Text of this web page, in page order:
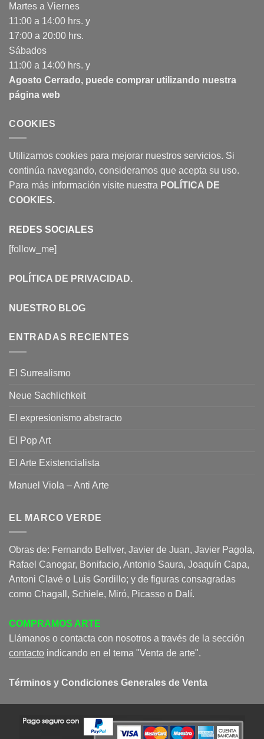
Martes a Viernes
11:00 a 14:00 hrs. y
17:00 a 20:00 hrs.
Sábados
11:00 a 14:00 hrs. y
Agosto Cerrado, puede comprar utilizando nuestra
página web
COOKIES
Utilizamos cookies para mejorar nuestros servicios. Si
continúa navegando, consideramos que acepta su uso.
Para más información visite nuestra POLÍTICA DE
COOKIES.
REDES SOCIALES
[follow_me]
POLÍTICA DE PRIVACIDAD.
NUESTRO BLOG
ENTRADAS RECIENTES
El Surrealismo
Neue Sachlichkeit
El expresionismo abstracto
El Pop Art
El Arte Existencialista
Manuel Viola – Anti Arte
EL MARCO VERDE
Obras de: Fernando Bellver, Javier de Juan, Javier Pagola,
Rafael Canogar, Bonifacio, Antonio Saura, Joaquín Capa,
Antoni Clavé o Luis Gordillo; y de figuras consagradas
como Chagall, Schiele, Miró, Picasso o Dalí.
COMPRAMOS ARTE
Llámanos o contacta con nosotros a través de la sección
contacto indicando en el tema "Venta de arte".
Términos y Condiciones Generales de Venta